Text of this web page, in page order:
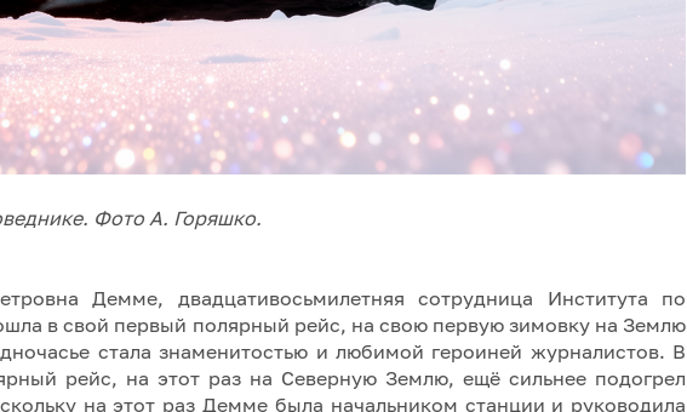
Фото А. Горяшко.
Демме, двадцативосьмилетняя сотрудница Института по
в свой первый полярный рейс, на свою первую зимовку на Землю
стала знаменитостью и любимой героиней журналистов. В
рейс, на этот раз на Северную Землю, ещё сильнее подогрел
на этот раз Демме была начальником станции и руководила